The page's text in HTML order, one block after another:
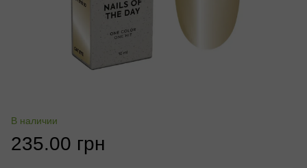
В наличии
235.00 грн